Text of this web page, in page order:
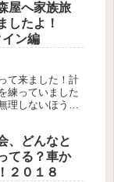
屋へ家族旅
したよ！
ン編
て来ました！計
練っていました
しないほうが
、どんなと
てる？車か
２０１８